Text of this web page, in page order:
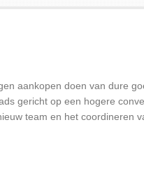
aankopen doen van dure
gericht op een hogere
team en het coordineren